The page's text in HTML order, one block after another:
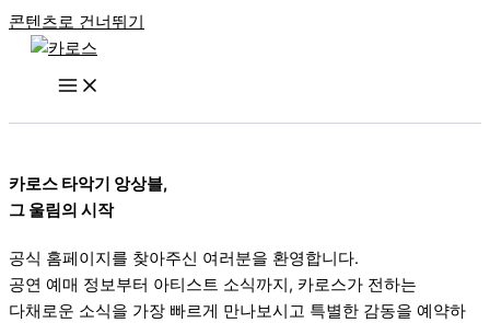
콘텐츠로 건너뛰기
카로스 타악기 앙상블,
그 울림의 시작
공식 홈페이지를 찾아주신 여러분을 환영합니다.
공연 예매 정보부터 아티스트 소식까지, 카로스가 전하는
다채로운 소식을 가장 빠르게 만나보시고 특별한 감동을 예약하